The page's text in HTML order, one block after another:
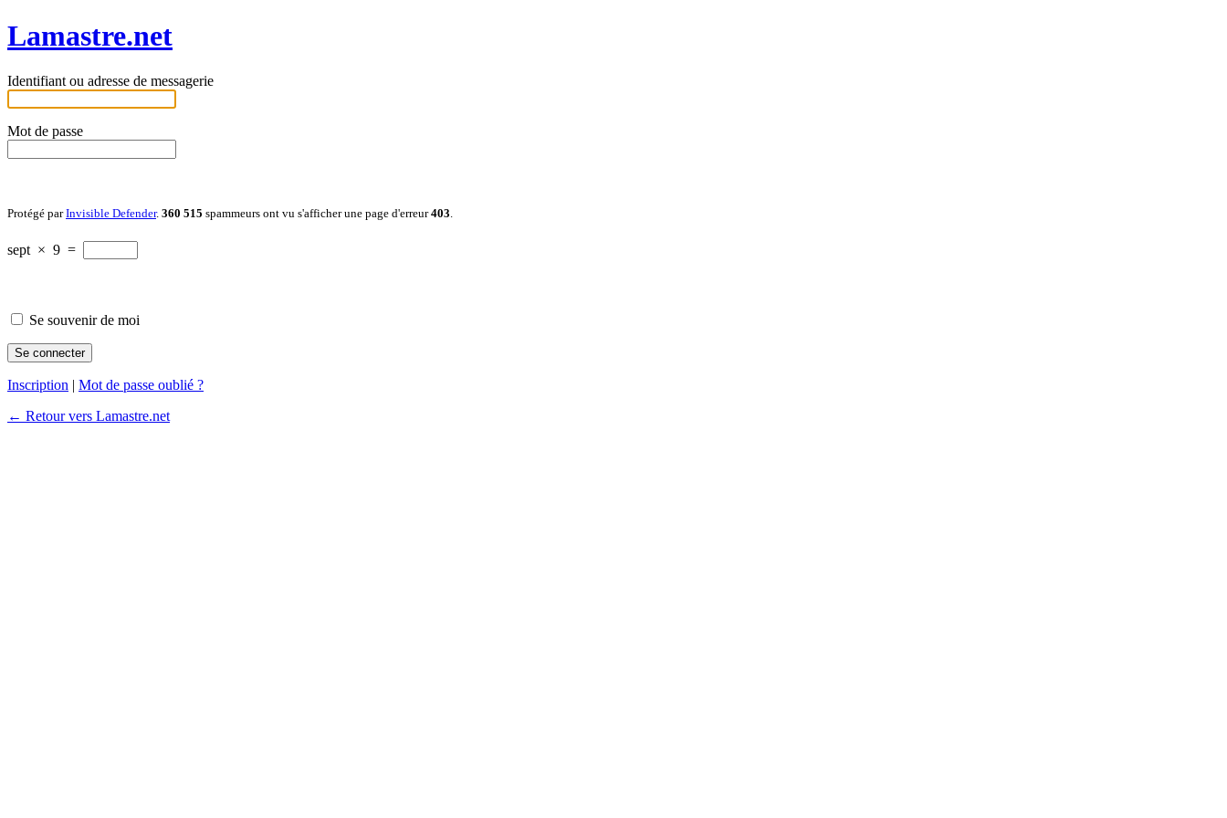
Lamastre.net
Identifiant ou adresse de messagerie
Mot de passe
Protégé parInvisible Defender. 360 515 spammeurs ont vu s'afficher une page d'erreur403
sept × 9 =
Se souvenir de moi
Inscription | Mot de passe oublié ?
← Retour vers Lamastre.net